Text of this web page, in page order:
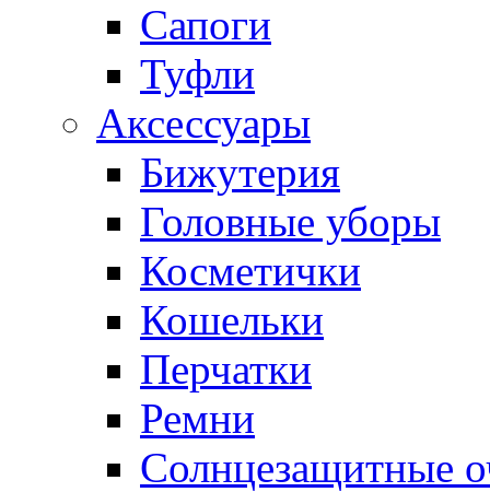
Сапоги
Туфли
Аксессуары
Бижутерия
Головные уборы
Косметички
Кошельки
Перчатки
Ремни
Солнцезащитные